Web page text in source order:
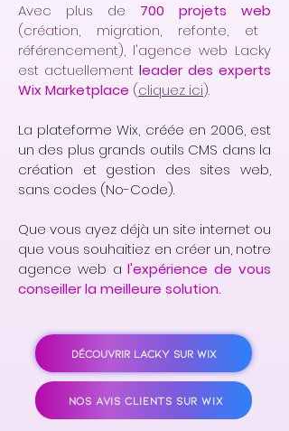
Avec plus de
700 projets web
(création, migration, refonte, et
référencement), l'agence web Lacky
est actuellement leader des experts
Wix Marketplace (cliquez ici).
La plateforme Wix, créée en 2006, est
un des plus grands outils CMS dans la
création et gestion des sites web,
sans codes (No-Code).
Que vous ayez déjà un site internet ou
que vous souhaitiez en créer un, notre
agence web al'expérience de vous
conseiller la meilleure solution.
DÉCOUVRIR LACKY SUR WIX
NOS AVIS CLIENTS SUR WIX